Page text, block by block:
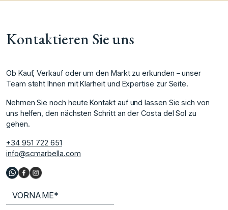
Kontaktieren Sie uns
Ob Kauf, Verkauf oder um den Markt zu erkunden – unser
Team steht Ihnen mit Klarheit und Expertise zur Seite.
Nehmen Sie noch heute Kontakt auf und lassen Sie sich von
uns helfen, den nächsten Schritt an der Costa del Sol zu
gehen.
+34 951 722 651
info@scmarbella.com